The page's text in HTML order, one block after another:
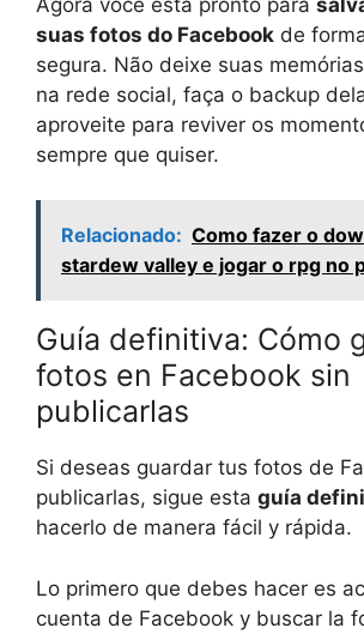
suas fotos do Facebook de
segura. Não deixe suas
na rede social, faça o backup
aproveite para reviver os
sempre que quiser.
Relacionado: Como fazer o
stardew valley e jogar o rpg no
Guía definitiva: Cómo
fotos en Facebook sin
publicarlas
Si deseas guardar tus fotos de
publicarlas, sigue esta guía
hacerlo de manera fácil y rápida.
Lo primero que debes hacer es
cuenta de Facebook y buscar la